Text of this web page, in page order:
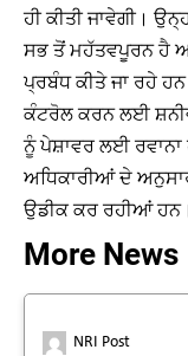
ਹੀ ਕੀਤੀ ਜਾਵੇਗੀ।
ਸਭ ਤੋਂ ਮਹੱਤਵਪੂਰਨ ਹੈ
ਪ੍ਰਬੰਧ ਕੀਤੇ ਜਾ ਰਹੇ
ਕੰਟਰੋਲ ਕਰਨ ਲਈ
ਨੂੰ ਪੇਸ਼ਾਵਰ ਲਈ
ਅਧਿਕਾਰੀਆਂ ਦੇ
ਉਡੀਕ ਕਰ ਰਹੀਆਂ ਹਨ।
More News
NRI Post